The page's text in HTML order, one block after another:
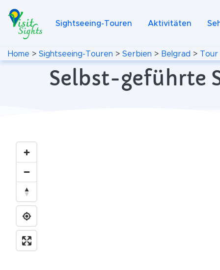
Sightseeing-Touren Aktivitäten
Home > Sightseeing-Touren > Serbien > Belgrad > Tour
Selbst-geführte